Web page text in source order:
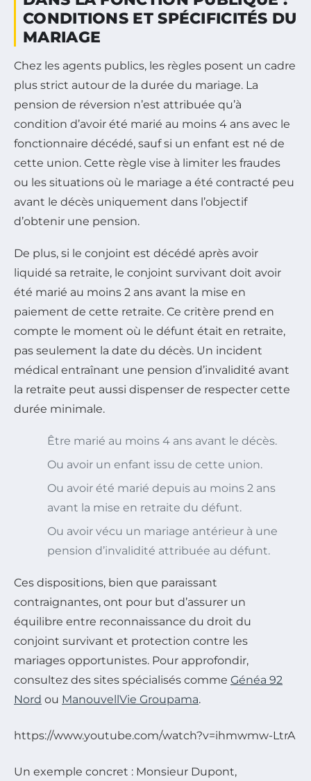
CONDITIONS ET SPÉCIFICITÉS DU
MARIAGE
Chez les agents publics, les règles posent un cadre
plus strict autour de la durée du mariage. La
pension de réversion n’est attribuée qu’à
condition d’avoir été marié au moins 4 ans avec le
fonctionnaire décédé, sauf si un enfant est né de
cette union. Cette règle vise à limiter les fraudes
ou les situations où le mariage a été contracté peu
avant le décès uniquement dans l’objectif
d’obtenir une pension.
De plus, si le conjoint est décédé après avoir
liquidé sa retraite, le conjoint survivant doit avoir
été marié au moins 2 ans avant la mise en
paiement de cette retraite. Ce critère prend en
compte le moment où le défunt était en retraite,
pas seulement la date du décès. Un incident
médical entraînant une pension d’invalidité avant
la retraite peut aussi dispenser de respecter cette
durée minimale.
Être marié au moins 4 ans avant le décès.
Ou avoir un enfant issu de cette union.
Ou avoir été marié depuis au moins 2 ans
avant la mise en retraite du défunt.
Ou avoir vécu un mariage antérieur à une
pension d’invalidité attribuée au défunt.
Ces dispositions, bien que paraissant
contraignantes, ont pour but d’assurer un
équilibre entre reconnaissance du droit du
conjoint survivant et protection contre les
mariages opportunistes. Pour approfondir,
consultez des sites spécialisés comme Généa 92
Nord ou ManouvellVie Groupama.
https://www.youtube.com/watch?v=ihmwmw-LtrA
Un exemple concret : Monsieur Dupont,